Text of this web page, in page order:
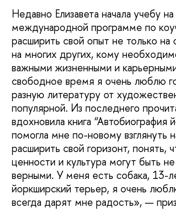
Недавно Елизавета начала учебу на
международной программе по
расширить свой опыт не только на
на многих других, кому
важными жизненными и
свободное время я очень люблю
разную литературу от
популярной. Из последнего
вдохновила книга “Автобиография
помогла мне по-новому взглянуть
расширить свой горизонт, понять,
ценности и культура могут быть
верными. У меня есть собака, 13-
йоркширский терьер, я очень
всегда дарят мне радость», —